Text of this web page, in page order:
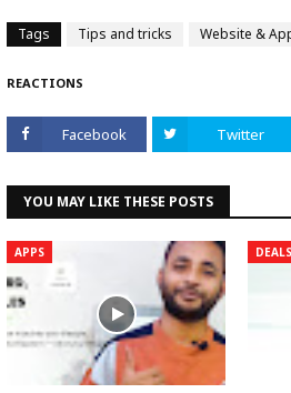
Tags Tips and tricks Website &
REACTIONS
Facebook Twitter
YOU MAY LIKE THESE POSTS
APPS